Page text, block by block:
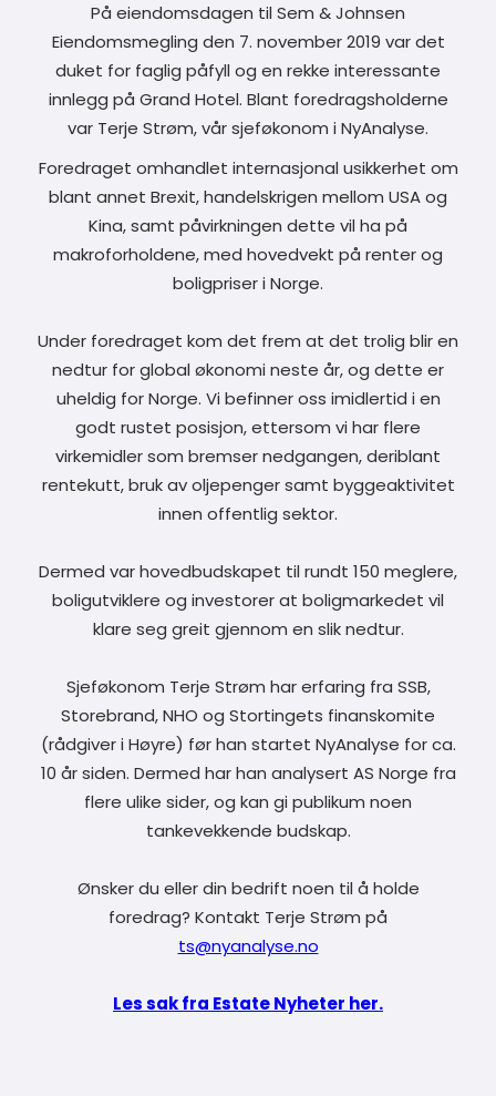
På eiendomsdagen til Sem & Johnsen
Eiendomsmegling den 7. november 2019 var det
duket for faglig påfyll og en rekke interessante
innlegg på Grand Hotel. Blant foredragsholderne
var Terje Strøm, vår sjeføkonom i NyAnalyse.
Foredraget omhandlet internasjonal usikkerhet om
blant annet Brexit, handelskrigen mellom USA og
Kina, samt påvirkningen dette vil ha på
makroforholdene, med hovedvekt på renter og
boligpriser i Norge.
Under foredraget kom det frem at det trolig blir en
nedtur for global økonomi neste år, og dette er
uheldig for Norge. Vi befinner oss imidlertid i en
godt rustet posisjon, ettersom vi har flere
virkemidler som bremser nedgangen, deriblant
rentekutt, bruk av oljepenger samt byggeaktivitet
innen offentlig sektor.
Dermed var hovedbudskapet til rundt 150 meglere,
boligutviklere og investorer at boligmarkedet vil
klare seg greit gjennom en slik nedtur.
Sjeføkonom Terje Strøm har erfaring fra SSB,
Storebrand, NHO og Stortingets finanskomite
(rådgiver i Høyre) før han startet NyAnalyse for ca.
10 år siden. Dermed har han analysert AS Norge fra
flere ulike sider, og kan gi publikum noen
tankevekkende budskap.
Ønsker du eller din bedrift noen til å holde
foredrag? Kontakt Terje Strøm på
ts@nyanalyse.no
Les sak fra Estate Nyheter her.